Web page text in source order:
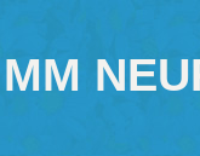
MM